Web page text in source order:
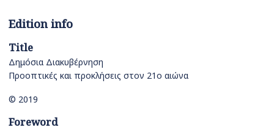
Edition info
Title
Δημόσια Διακυβέρνηση
Προοπτικές και προκλήσεις στον 21ο αιώνα
© 2019
Foreword